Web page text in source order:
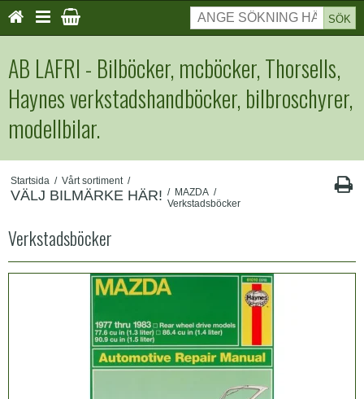
SÖK
AB LAFRI - Bilböcker, mcböcker, Thorsells,
Haynes verkstadshandböcker, bilbroschyrer,
modellbilar.
Startsida / Vårt sortiment /
VÄLJ BILMÄRKE HÄR! / MAZDA /
Verkstadsböcker
Verkstadsböcker